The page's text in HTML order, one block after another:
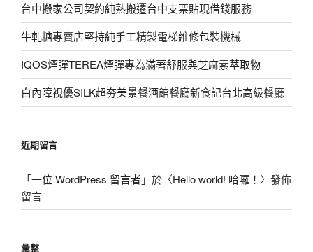
台中搬家公司契約純熟搬遷台中支票貼現借錢服務
牛軋糖專賣店堅持純手工精製電梯維修包裝機械
IQOS煙彈TEREA煙彈專為滿著舒服與芝麻素萃取物
白內障視優SILK超夯美景餐酒館餐廳新食記台北高級餐廳
近期留言
「一位 WordPress 留言者」於〈Hello world! 哈囉！ 〉發佈
留言
彙整